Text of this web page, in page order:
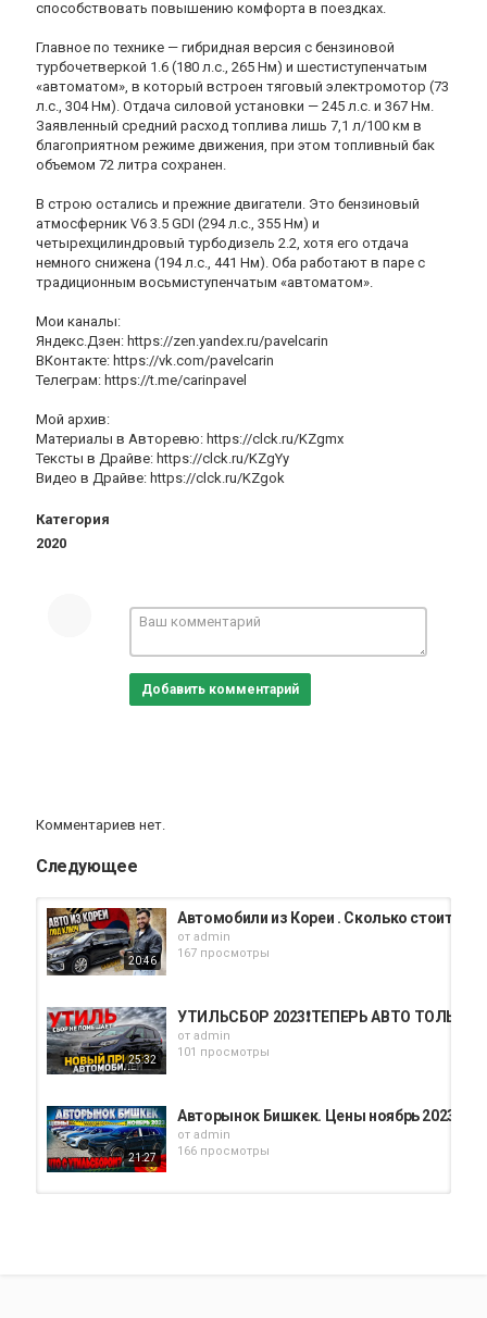
способствовать повышению комфорта в поездках.
Главное по технике — гибридная версия с бензиновой
турбочетверкой 1.6 (180 л.с., 265 Нм) и шестиступенчатым
«автоматом», в который встроен тяговый электромотор (73
л.с., 304 Нм). Отдача силовой установки — 245 л.с. и 367 Нм.
Заявленный средний расход топлива лишь 7,1 л/100 км в
благоприятном режиме движения, при этом топливный бак
объемом 72 литра сохранен.
В строю остались и прежние двигатели. Это бензиновый
атмосферник V6 3.5 GDI (294 л.с., 355 Нм) и
четырехцилиндровый турбодизель 2.2, хотя его отдача
немного снижена (194 л.с., 441 Нм). Оба работают в паре с
традиционным восьмиступенчатым «автоматом».
Мои каналы:
Яндекс.Дзен: https://zen.yandex.ru/pavelcarin
ВКонтакте: https://vk.com/pavelcarin
Телеграм: https://t.me/carinpavel
Мой архив:
Материалы в Авторевю: https://clck.ru/KZgmx
Тексты в Драйве: https://clck.ru/KZgYy
Видео в Драйве: https://clck.ru/KZgok
Категория
2020
Добавить комментарий
Комментариев нет.
Следующее
20:46
Автомобили из Кореи . Сколько стоит
от admin
167 просмотры
25:32
УТИЛЬСБОР 2023❗️ТЕПЕРЬ АВТО ТОЛЬКО
от admin
101 просмотры
21:27
Авторынок Бишкек. Цены ноябрь 2023!
от admin
166 просмотры